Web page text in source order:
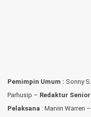
Pemimpin Umum : Sonny
Parhusip – Redaktur Senior
Pelaksana : Marvin Warren –